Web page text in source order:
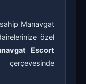
Manavgat
özel
Escort